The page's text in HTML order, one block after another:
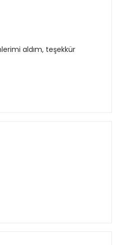
aldım, teşekkür